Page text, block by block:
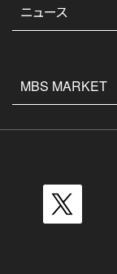
ニュース
MBS MARKET